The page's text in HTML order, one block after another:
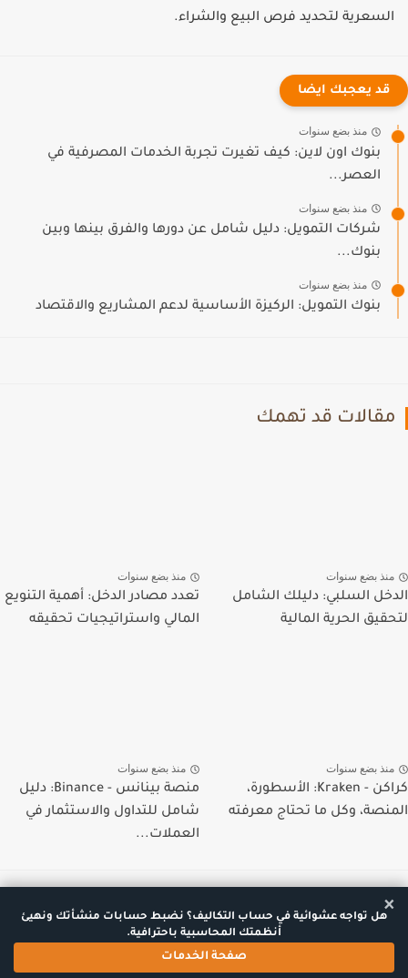
السعرية لتحديد فرص البيع والشراء.
قد يعجبك ايضا
منذ بضع سنوات
بنوك اون لاين: كيف تغيرت تجربة الخدمات المصرفية في
العصر...
منذ بضع سنوات
شركات التمويل: دليل شامل عن دورها والفرق بينها وبين
بنوك...
منذ بضع سنوات
بنوك التمويل: الركيزة الأساسية لدعم المشاريع والاقتصاد
مقالات قد تهمك
منذ بضع سنوات
الدخل السلبي: دليلك الشامل
لتحقيق الحرية المالية
منذ بضع سنوات
تعدد مصادر الدخل: أهمية التنويع
المالي واستراتيجيات تحقيقه
منذ بضع سنوات
كراكن - Kraken: الأسطورة،
المنصة، وكل ما تحتاج معرفته
منذ بضع سنوات
منصة بينانس - Binance: دليل
شامل للتداول والاستثمار في
العملات...
جميع الحقوق محفوظة ©عالم المحاسبة
×
هل تواجه عشوائية في حساب التكاليف؟ نضبط حسابات منشأتك ونهيئ
أنظمتك المحاسبية باحترافية.
صفحة الخدمات